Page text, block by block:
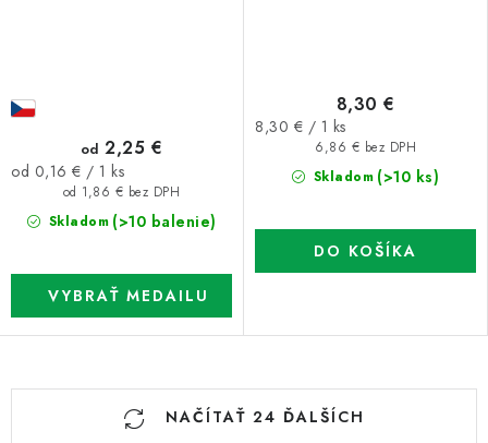
Skladom (>10 balenie)
od 1,86 € bez DPH
od 2,25 €
Jednotková
od 0,16 € / 1 ks Skladom (>10 ks)
6,86 € bez DPH
8,30 €
Jednotková
8,30 € / 1 ks
DO KOŠÍKA
O
NAČÍTAŤ 24 ĎALŠÍCH